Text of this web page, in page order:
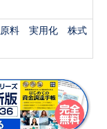
原料 実用化
株式